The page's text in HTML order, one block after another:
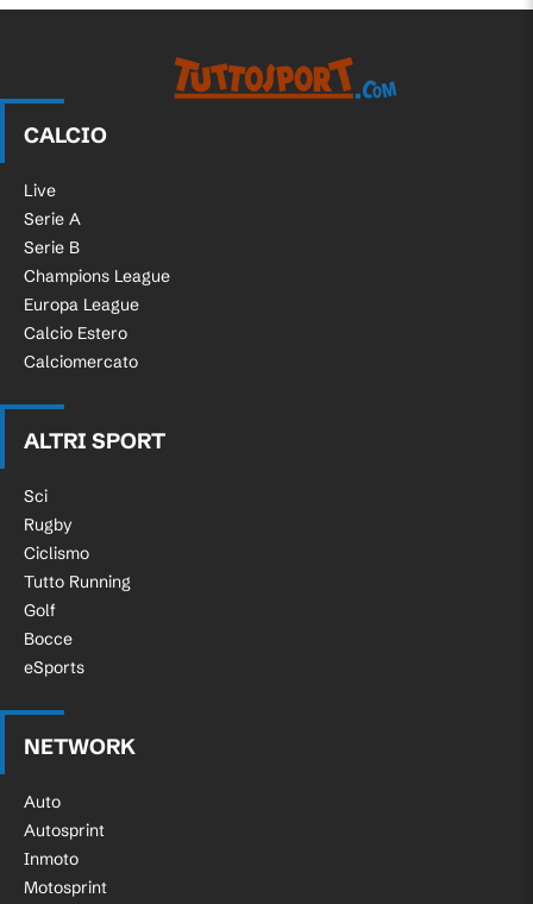
CALCIO
Live
Serie A
Serie B
Champions League
Europa League
Calcio Estero
Calciomercato
ALTRI SPORT
Sci
Rugby
Ciclismo
Tutto Running
Golf
Bocce
eSports
NETWORK
Auto
Autosprint
Inmoto
Motosprint